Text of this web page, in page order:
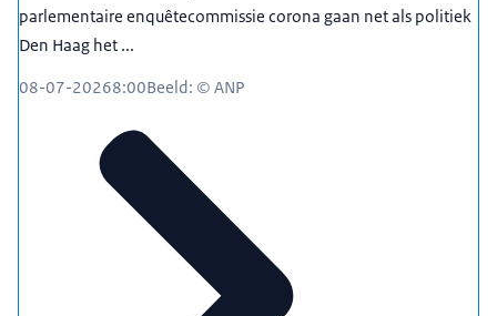
parlementaire enquêtecommissie corona gaan net als politiek
Den Haag het ...
08-07-20268:00Beeld: © ANP